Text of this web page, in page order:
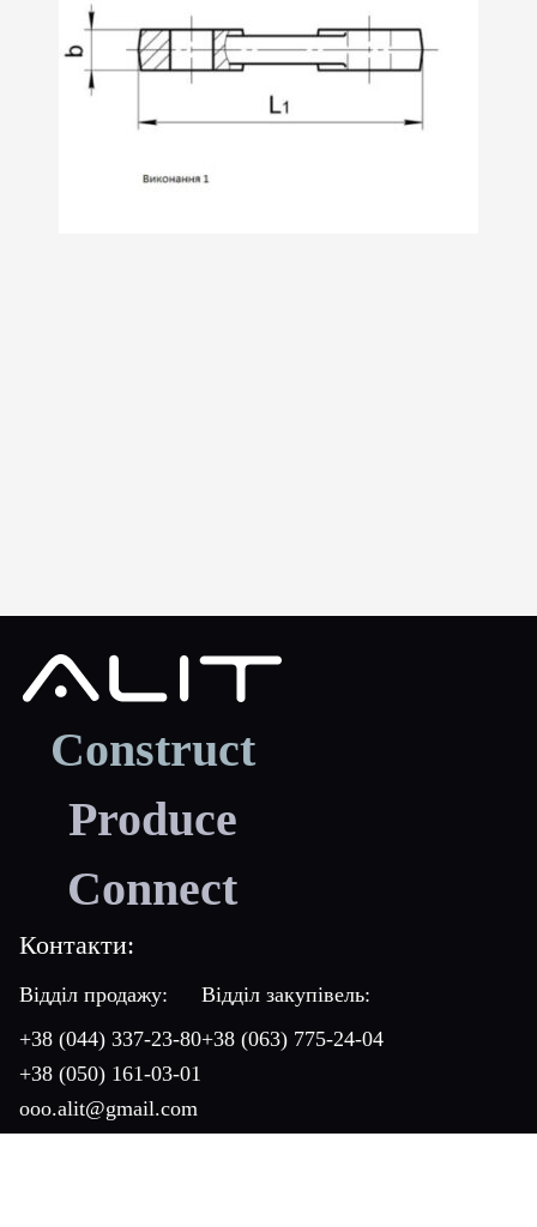
Construct
Produce
Connect
Контакти:
Відділ продажу:
+38 (044) 337-23-80
+38 (050) 161-03-01
ooo.alit@gmail.com
Відділ закупівель:
+38 (063) 775-24-04